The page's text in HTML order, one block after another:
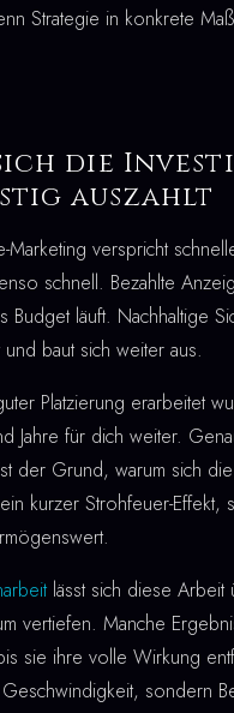
Strategie in konkrete
die
auszahlt
Marketing verspricht
schnell. Bezahlte
Budget läuft. Nachhaltige
baut sich weiter aus.
Platzierung erarbeitet
Jahre für dich weiter.
der Grund, warum sich
kurzer Strohfeuer-Effekt,
lässt sich diese Arbeit
vertiefen. Manche
sie ihre volle Wirkung
sondern